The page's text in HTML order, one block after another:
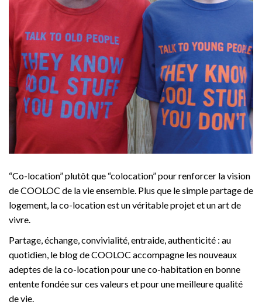
“Co-location” plutôt que “colocation” pour renforcer la vision
de COOLOC de la vie ensemble. Plus que le simple partage de
logement, la co-location est un véritable projet et un art de
vivre.
Partage, échange, convivialité, entraide, authenticité : au
quotidien, le blog de COOLOC accompagne les nouveaux
adeptes de la co-location pour une co-habitation en bonne
entente fondée sur ces valeurs et pour une meilleure qualité
de vie.